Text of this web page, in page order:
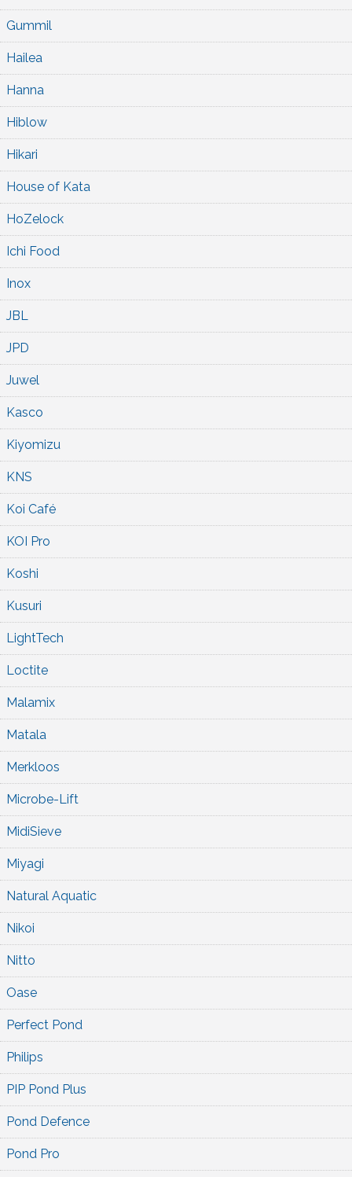
Gummil
Hailea
Hanna
Hiblow
Hikari
House of Kata
HoZelock
Ichi Food
Inox
JBL
JPD
Juwel
Kasco
Kiyomizu
KNS
Koi Café
KOI Pro
Koshi
Kusuri
LightTech
Loctite
Malamix
Matala
Merkloos
Microbe-Lift
MidiSieve
Miyagi
Natural Aquatic
Nikoi
Nitto
Oase
Perfect Pond
Philips
PIP Pond Plus
Pond Defence
Pond Pro